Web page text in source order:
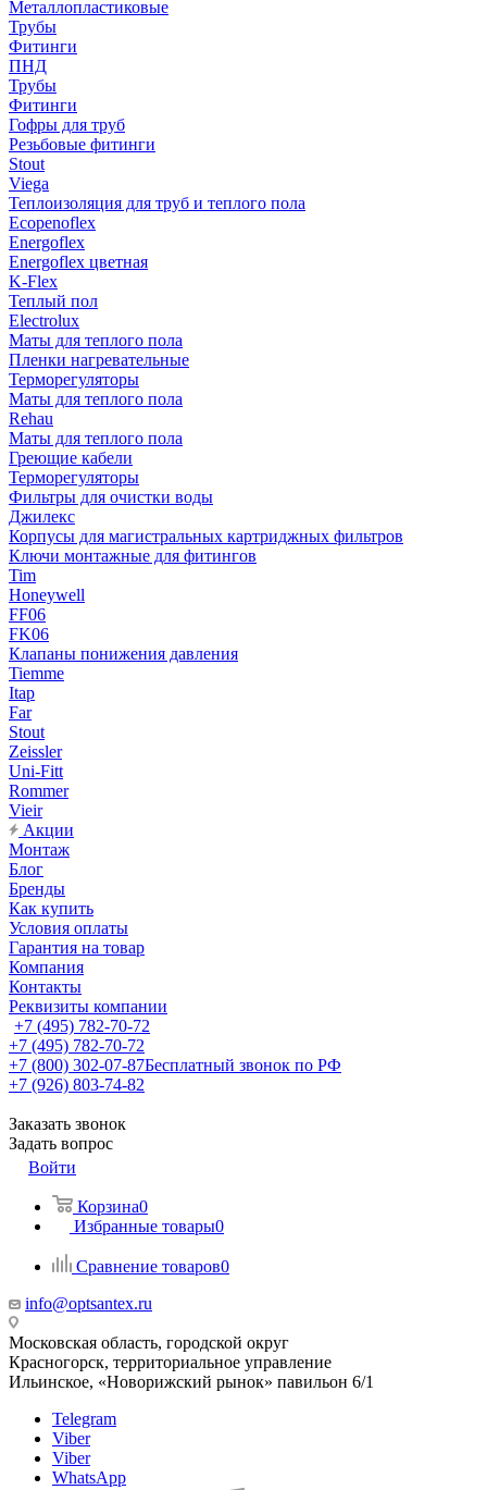
Металлопластиковые
Трубы
Фитинги
ПНД
Трубы
Фитинги
Гофры для труб
Резьбовые фитинги
Stout
Viega
Теплоизоляция для труб и теплого пола
Ecopenoflex
Energoflex
Energoflex цветная
K-Flex
Теплый пол
Electrolux
Маты для теплого пола
Пленки нагревательные
Терморегуляторы
Маты для теплого пола
Rehau
Маты для теплого пола
Греющие кабели
Терморегуляторы
Фильтры для очистки воды
Джилекс
Корпусы для магистральных картриджных фильтров
Ключи монтажные для фитингов
Tim
Honeywell
FF06
FK06
Клапаны понижения давления
Tiemme
Itap
Far
Stout
Zeissler
Uni-Fitt
Rommer
Vieir
Акции
Монтаж
Блог
Бренды
Как купить
Условия оплаты
Гарантия на товар
Компания
Контакты
Реквизиты компании
+7 (495) 782-70-72
+7 (495) 782-70-72
+7 (800) 302-07-87Бесплатный звонок по РФ
+7 (926) 803-74-82
Заказать звонок
Задать вопрос
Войти
Корзина0
Избранные товары0
Сравнение товаров0
info@optsantex.ru
Московская область, городской округ
Красногорск, территориальное управление
Ильинское, «Новорижский рынок» павильон 6/1
Telegram
Viber
Viber
WhatsApp